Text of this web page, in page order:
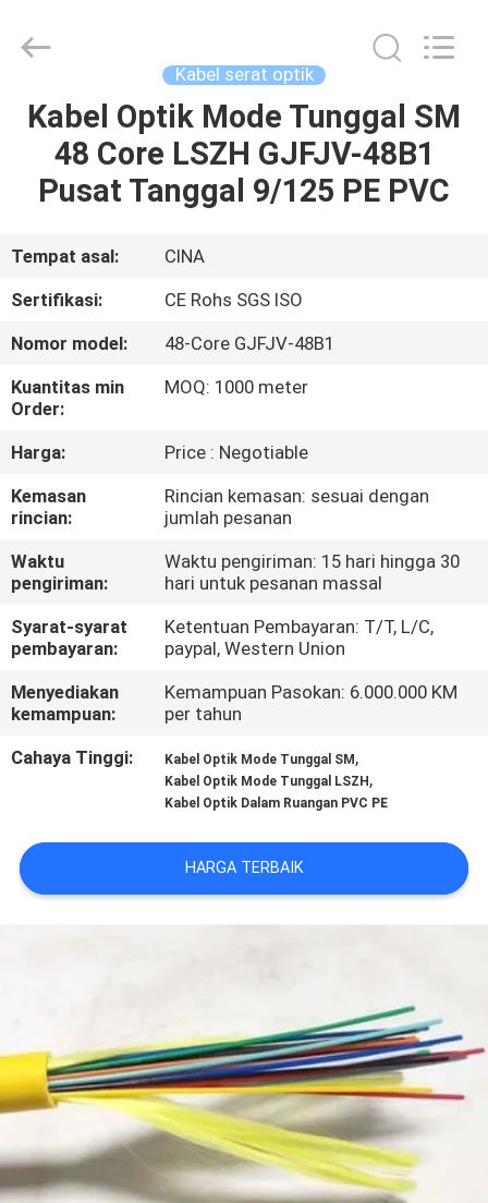
RUMAH
PRODUK
TENTANG
KAMI
TUR
PABRIK
KONTROL
KUALITAS
HUBUNGI
KAMI
BERITA
KASUS
KEBIJAKAN
PRIVASI
Technology
Reserved.
Developed
Kabel serat optik
Kabel Optik Mode Tunggal SM
48 Core LSZH GJFJV-48B1
Pusat Tanggal 9/125 PE PVC
Tempat asal:
CINA
Sertifikasi:
CE Rohs SGS ISO
Nomor model:
48-Core GJFJV-48B1
Kuantitas min
Order:
MOQ: 1000 meter
Harga:
Price : Negotiable
Kemasan
rincian:
Rincian kemasan: sesuai dengan
jumlah pesanan
Waktu
pengiriman:
Waktu pengiriman: 15 hari hingga 30
hari untuk pesanan massal
Syarat-syarat
pembayaran:
Ketentuan Pembayaran: T/T, L/C,
paypal, Western Union
Menyediakan
kemampuan:
Kemampuan Pasokan: 6.000.000 KM
per tahun
Cahaya Tinggi:
Kabel Optik Mode Tunggal SM ,
Kabel Optik Mode Tunggal LSZH ,
Kabel Optik Dalam Ruangan PVC PE
HARGA TERBAIK